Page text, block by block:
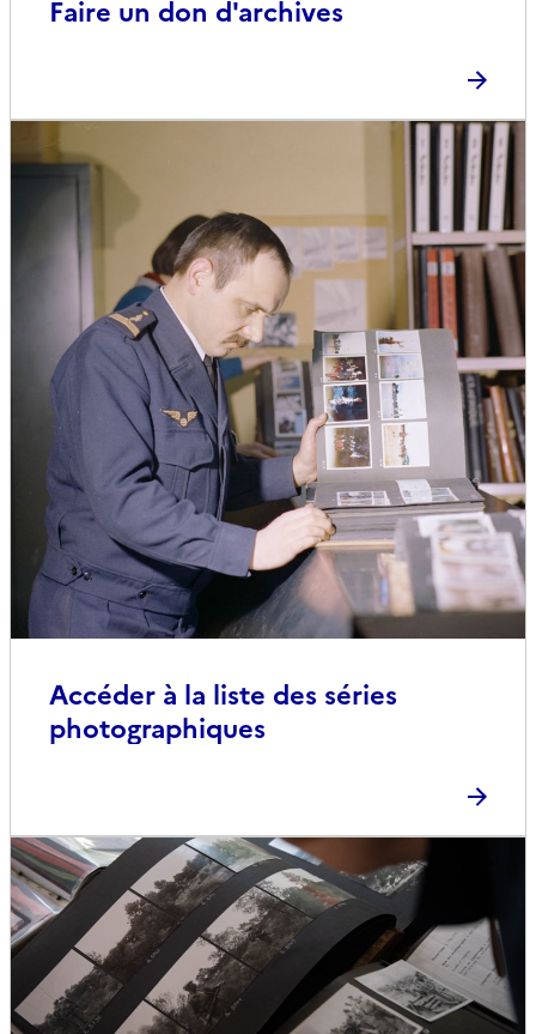
Faire un don d'archives
Accéder à la liste des séries
photographiques